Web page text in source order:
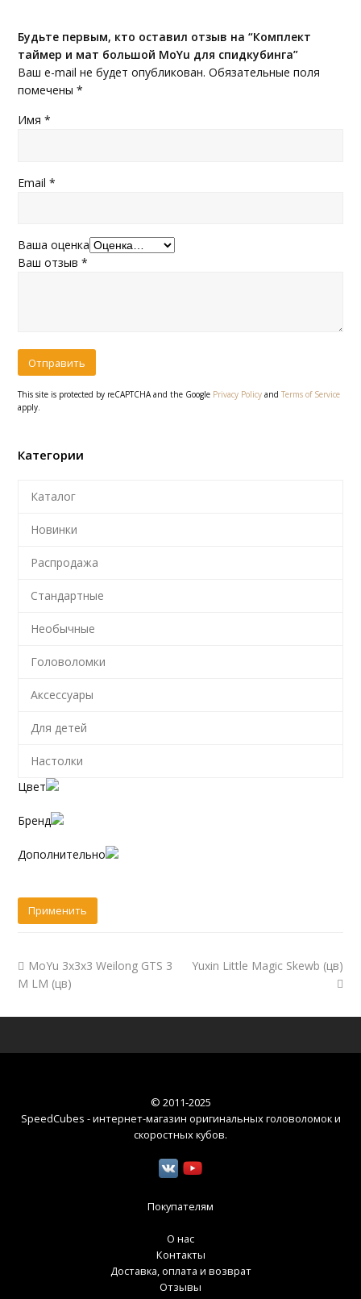
Будьте первым, кто оставил отзыв на “Комплект
таймер и мат большой MoYu для спидкубинга”
Ваш e-mail не будет опубликован. Обязательные поля
помечены*
Имя*
Email*
Ваша оценка
Ваш отзыв*
This site is protected by reCAPTCHA and the Google Privacy Policy andTerms of Service
apply.
Категории
Каталог
Новинки
Распродажа
Стандартные
Необычные
Головоломки
Аксессуары
Для детей
Настолки
Цвет
Бренд
Дополнительно
MoYu 3x3x3 Weilong GTS 3
M LM (цв)
Yuxin Little Magic Skewb (цв)
© 2011-2025
SpeedCubes - интернет-магазин оригинальных головоломок и
скоростных кубов.
Покупателям
О нас
Контакты
Доставка, оплата и возврат
Отзывы